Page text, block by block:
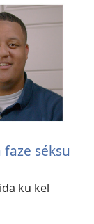
séksu
ku kel